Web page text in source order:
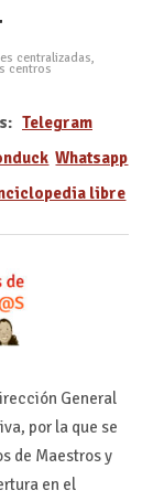
centralizadas,
centros
Telegram
Whatsapp
General
por la que se
de Maestros y
en el